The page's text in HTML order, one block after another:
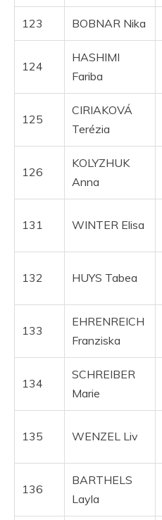
123 BOBNAR Nika
124
HASHIMI
Fariba
125
CIRIAKOVÁ
Terézia
126
KOLYZHUK
Anna
131 WINTER Elisa
132 HUYS Tabea
133
EHRENREICH
Franziska
134
SCHREIBER
Marie
135 WENZEL Liv
136
BARTHELS
Layla